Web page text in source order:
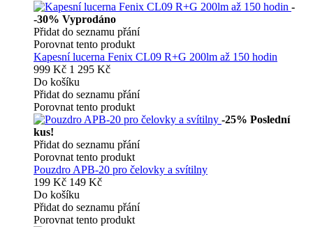
-
-30% Vyprodáno
Přidat do seznamu přání
Porovnat tento produkt
Kapesní lucerna Fenix CL09 R+G 200lm až 150 hodin
999 Kč 1 295 Kč
Do košíku
Přidat do seznamu přání
Porovnat tento produkt
-25% Poslední
kus!
Přidat do seznamu přání
Porovnat tento produkt
Pouzdro APB-20 pro čelovky a svítilny
199 Kč 149 Kč
Do košíku
Přidat do seznamu přání
Porovnat tento produkt